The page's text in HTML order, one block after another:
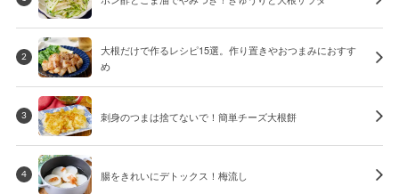
2
大根だけで作るレシピ15選。作り置きやおつまみにおすす
め
3 刺身のつまは捨てないで！簡単チーズ大根餅
4 腸をきれいにデトックス！梅流し